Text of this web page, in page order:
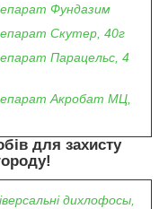
Фундазим
Скутер, 40г
Парацельс, 4
Акробат МЦ,
для захисту
!
дихлофосы,